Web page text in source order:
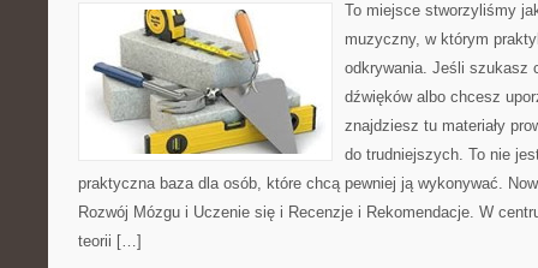
To miejsce stworzyliśmy
muzyczny, w którym
odkrywania. Jeśli szukasz
dźwięków albo chcesz
znajdziesz tu materiały
do trudniejszych. To nie
praktyczna baza dla osób, które chcą pewniej ją wykonywać.
Rozwój Mózgu i Uczenie się i Recenzje i Rekomendacje. W
teorii […]